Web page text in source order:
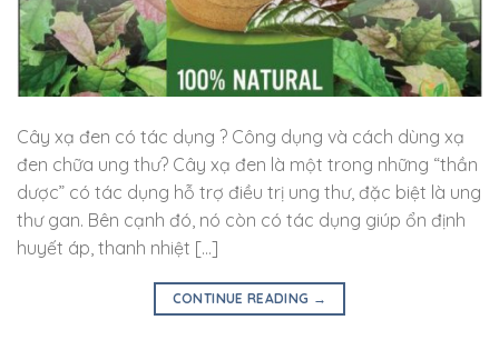
Cây xạ đen có tác dụng ? Công dụng và cách dùng xạ
đen chữa ung thư? Cây xạ đen là một trong những “thần
dược” có tác dụng hỗ trợ điều trị ung thư, đặc biệt là ung
thư gan. Bên cạnh đó, nó còn có tác dụng giúp ổn định
huyết áp, thanh nhiệt […]
CONTINUE READING →